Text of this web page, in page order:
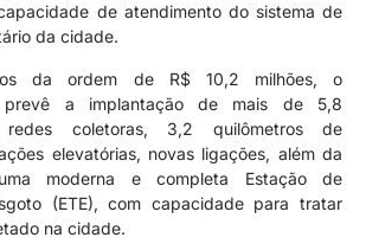
de atendimento do sistema de
da cidade.
da ordem de R$ 10,2 milhões, o
prevê a implantação de mais de 5,8
coletoras, 3,2 quilômetros de
elevatórias, novas ligações, além da
moderna e completa Estação de
(ETE), com capacidade para tratar
na cidade.